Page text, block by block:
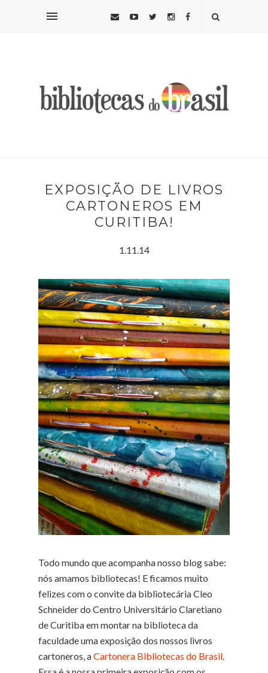
EXPOSIÇÃO DE LIVROS
CARTONEROS EM
CURITIBA!
1.11.14
Todo mundo que acompanha nosso blog sabe:
nós amamos bibliotecas! E ficamos muito
felizes com o convite da bibliotecária Cleo
Schneider do Centro Universitário Claretiano
de Curitiba em montar na biblioteca da
faculdade uma exposição dos nossos livros
cartoneros, aCartonera Bibliotecas do Brasil